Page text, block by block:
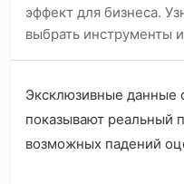
эффект для бизнеса.
выбрать инструменты
Эксклюзивные данные
показывают реальный
возможных падений